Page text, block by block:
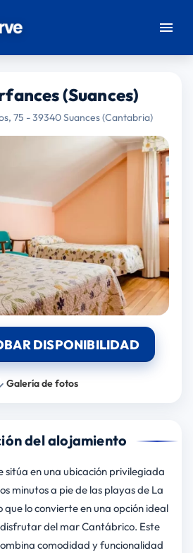
(Suances)
75 - 39340 Suances (Cantabria)
DISPONIBILIDAD
Galería de fotos
del alojamiento
sitúa en una ubicación privilegiada
minutos a pie de las playas de La
que lo convierte en una opción ideal
del mar Cantábrico. Este
comodidad y funcionalidad